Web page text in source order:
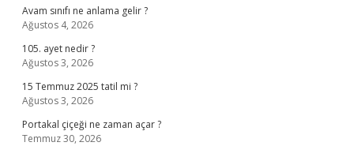
Avam sınıfı ne anlama gelir ?
Ağustos 4, 2026
105. ayet nedir ?
Ağustos 3, 2026
15 Temmuz 2025 tatil mi ?
Ağustos 3, 2026
Portakal çiçeği ne zaman açar ?
Temmuz 30, 2026